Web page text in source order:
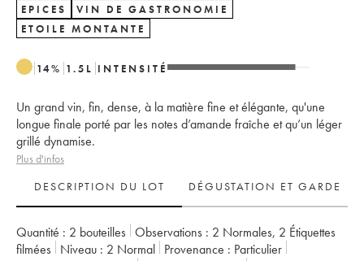
EPICES
VIN DE GASTRONOMIE
ETOILE MONTANTE
14% 1.5 L INTENSITÉ
Un grand vin, fin, dense, à la matière fine et élégante, qu'une
longue finale porté par les notes d’amande fraîche et qu’un léger
grillé dynamise.
Plus d'infos
DESCRIPTION DU LOT
DÉGUSTATION ET GARDE
Quantité : 2 bouteilles Observations : 2 Normales, 2 Étiquettes
filmées
Niveau : 2 Normal Provenance : particulier